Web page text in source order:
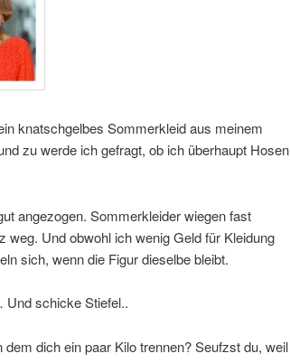
knatschgelbes Sommerkleid aus meinem
zu werde ich gefragt, ob ich überhaupt Hosen
angezogen. Sommerkleider wiegen fast
weg. Und obwohl ich wenig Geld für Kleidung
sich, wenn die Figur dieselbe bleibt.
schicke Stiefel..
dich ein paar Kilo trennen? Seufzst du, weil